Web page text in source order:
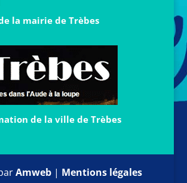
la mairie de Trèbes
de la ville de Trèbes
Amweb | Mentions légales